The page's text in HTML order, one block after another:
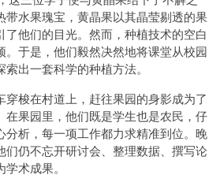
带水果瑰宝，黄晶果以其晶莹剔透的果
了他们的目光。然而，种植技术的空白
。于是，他们毅然决然地将课堂从校园
出一套科学的种植方法。
梭在村道上，赶往果园的身影成为了
在果园里，他们既是学生也是农民，仔
分析，每一项工作都力求精准到位。晚
们仍不忘开研讨会、整理数据、撰写论
术成果。